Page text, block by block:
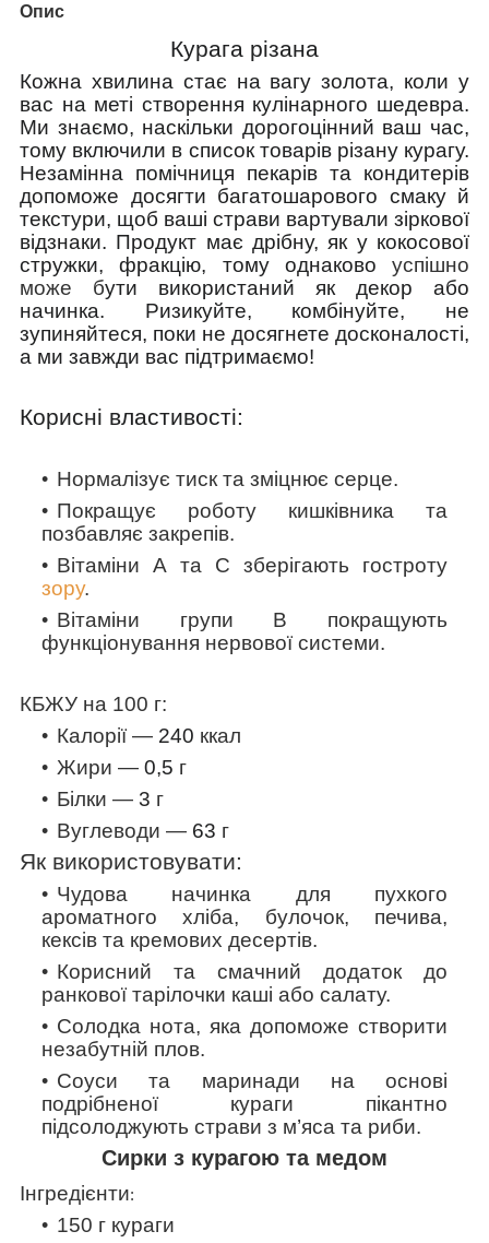
Опис
Курага різана
Кожна хвилина стає на вагу золота, коли у
вас на меті створення кулінарного шедевра.
Ми знаємо, наскільки дорогоцінний ваш час,
тому включили в список товарів різану курагу.
Незамінна помічниця пекарів та кондитерів
допоможе досягти багатошарового смаку й
текстури, щоб ваші страви вартували зіркової
відзнаки. Продукт має дрібну, як у кокосової
стружки, фракцію, тому однаково успішно
може бути використаний як декор або
начинка. Ризикуйте, комбінуйте, не
зупиняйтеся, поки не досягнете досконалості,
а ми завжди вас підтримаємо!
Корисні властивості:
Нормалізує тиск та зміцнює серце.
Покращує роботу кишківника та
позбавляє закрепів.
Вітаміни А та С зберігають гостроту
зору.
Вітаміни групи В покращують
функціонування нервової системи.
КБЖУ на 100 г:
Калорії — 240 ккал
Жири — 0,5 г
Білки — 3 г
Вуглеводи — 63 г
Як використовувати:
Чудова начинка для пухкого
ароматного хліба, булочок, печива,
кексів та кремових десертів.
Корисний та смачний додаток до
ранкової тарілочки каші або салату.
Солодка нота, яка допоможе створити
незабутній плов.
Соуси та маринади на основі
подрібненої кураги пікантно
підсолоджують страви з м’яса та риби.
Сирки з курагою та медом
Інгредієнти:
150 г кураги